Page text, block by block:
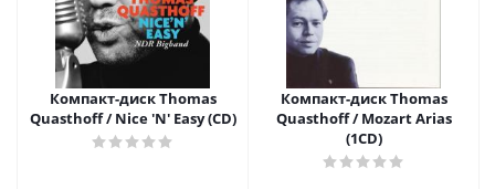
Компакт-диск Thomas
Quasthoff / Nice 'N' Easy (CD)
Компакт-диск Thomas
Quasthoff / Mozart Arias
(1CD)